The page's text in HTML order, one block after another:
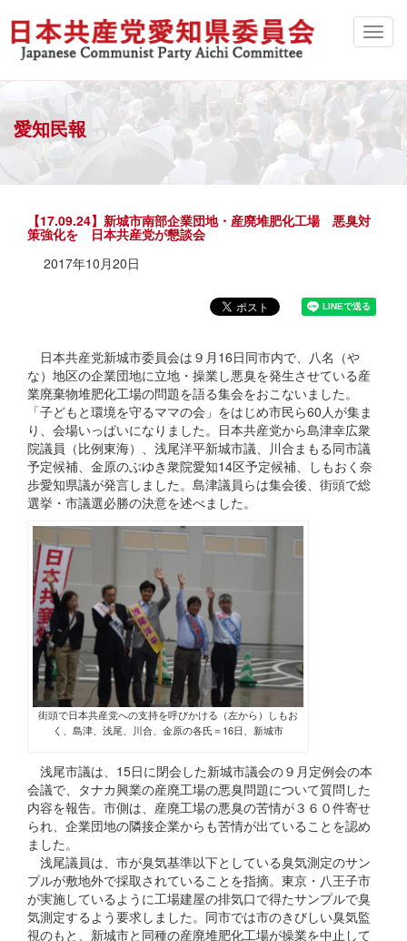
愛知民報
【17.09.24】新城市南部企業団地・産廃堆肥化工場 悪臭対
策強化を 日本共産党が懇談会
2017年10月20日
日本共産党新城市委員会は９月16日同市内で、八名（や
な）地区の企業団地に立地・操業し悪臭を発生させている産
業廃棄物堆肥化工場の問題を語る集会をおこないました。
「子どもと環境を守るママの会」をはじめ市民ら60人が集ま
り、会場いっぱいになりました。日本共産党から島津幸広衆
院議員（比例東海）、浅尾洋平新城市議、川合まもる同市議
予定候補、金原のぶゆき衆院愛知14区予定候補、しもおく奈
歩愛知県議が発言しました。島津議員らは集会後、街頭で総
選挙・市議選必勝の決意を述べました。
街頭で日本共産党への支持を呼びかける（左から）しもお
く、島津、浅尾、川合、金原の各氏＝16日、新城市
浅尾市議は、15日に閉会した新城市議会の９月定例会の本
会議で、タナカ興業の産廃工場の悪臭問題について質問した
内容を報告。市側は、産廃工場の悪臭の苦情が３６０件寄せ
られ、企業団地の隣接企業からも苦情が出ていることを認め
ました。
浅尾議員は、市が臭気基準以下としている臭気測定のサン
プルが敷地外で採取されていることを指摘。東京・八王子市
が実施しているように工場建屋の排気口で得たサンプルで臭
気測定するよう要求しました。同市では市のきびしい臭気監
視のもと、新城市と同種の産廃堆肥化工場が操業を中止して